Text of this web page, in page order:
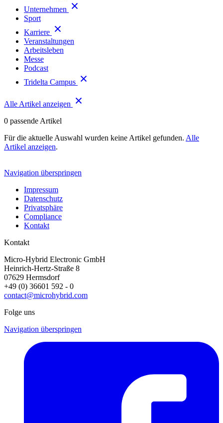
Unternehmen
Sport
Karriere
Veranstaltungen
Arbeitsleben
Messe
Podcast
Tridelta Campus
Alle Artikel anzeigen
0 passende Artikel
Für die aktuelle Auswahl wurden keine Artikel gefunden. Alle
Artikel anzeigen.
Navigation überspringen
Impressum
Datenschutz
Privatsphäre
Compliance
Kontakt
Kontakt
Micro-Hybrid Electronic GmbH
Heinrich-Hertz-Straße 8
07629 Hermsdorf
+49 (0) 36601 592 - 0
contact@microhybrid.com
Folge uns
Navigation überspringen